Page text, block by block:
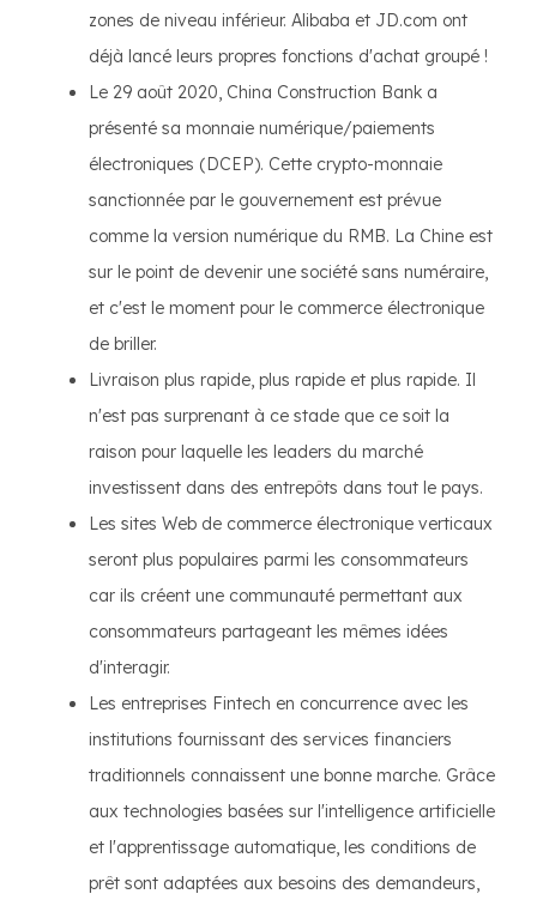
zones de niveau inférieur. Alibaba et JD.com ont
déjà lancé leurs propres fonctions d'achat groupé !
Le 29 août 2020, China Construction Bank a
présenté sa monnaie numérique/paiements
électroniques (DCEP). Cette crypto-monnaie
sanctionnée par le gouvernement est prévue
comme la version numérique du RMB. La Chine est
sur le point de devenir une société sans numéraire,
et c'est le moment pour le commerce électronique
de briller.
Livraison plus rapide, plus rapide et plus rapide. Il
n'est pas surprenant à ce stade que ce soit la
raison pour laquelle les leaders du marché
investissent dans des entrepôts dans tout le pays.
Les sites Web de commerce électronique verticaux
seront plus populaires parmi les consommateurs
car ils créent une communauté permettant aux
consommateurs partageant les mêmes idées
d'interagir.
Les entreprises Fintech en concurrence avec les
institutions fournissant des services financiers
traditionnels connaissent une bonne marche. Grâce
aux technologies basées sur l'intelligence artificielle
et l'apprentissage automatique, les conditions de
prêt sont adaptées aux besoins des demandeurs,